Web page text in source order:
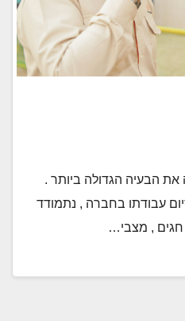
הבעיה הגדולה ביותר .
עבודתו בחברה , נתמודד
, מצבי…